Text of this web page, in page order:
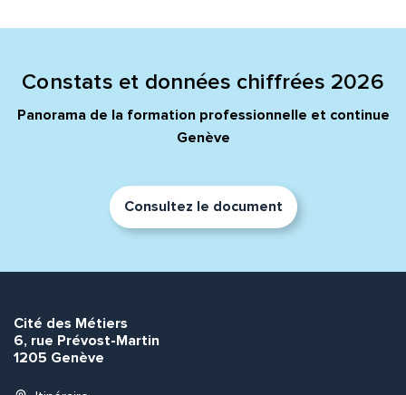
Constats et données chiffrées 2026
Panorama de la formation professionnelle et continue
Genève
Consultez le document
Cité des Métiers
6, rue Prévost-Martin
1205 Genève
Prénom et nom*
Envoyer
Commentaire*
Envoyer